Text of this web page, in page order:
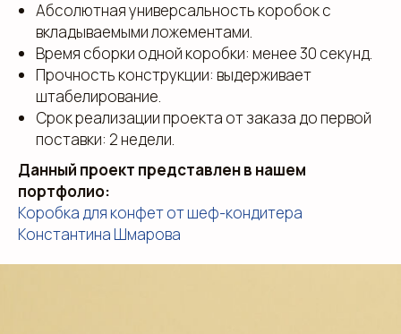
Абсолютная универсальность коробок с
вкладываемыми ложементами.
Время сборки одной коробки: менее 30 секунд.
Прочность конструкции: выдерживает
штабелирование.
Срок реализации проекта от заказа до первой
поставки: 2 недели.
Данный проект представлен в нашем
портфолио:
Коробка для конфет от шеф-кондитера
Константина Шмарова
Сайт создали Панки
Пользовательское соглашение
Использование файлов куки